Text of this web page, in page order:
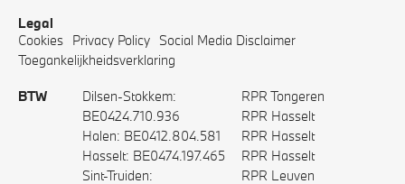
Legal
Cookies Privacy Policy Social Media Disclaimer
Toegankelijkheidsverklaring
BTW
Dilsen-Stokkem:
BE0424.710.936
Halen: BE0412.804.581
Hasselt: BE0474.197.465
Sint-Truiden:
RPR Tongeren
RPR Hasselt
RPR Hasselt
RPR Hasselt
RPR Leuven